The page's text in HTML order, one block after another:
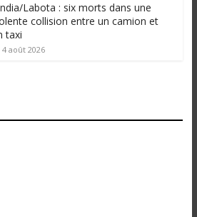
Labota : six morts dans une
collision entre un camion et
taxi
4 août 2026